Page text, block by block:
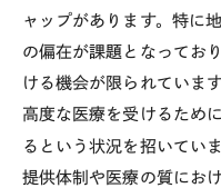
ャップがあります。特に
の偏在が課題となってお
ける機会が限られていま
高度な医療を受けるため
るという状況を招いてい
提供体制や医療の質にお